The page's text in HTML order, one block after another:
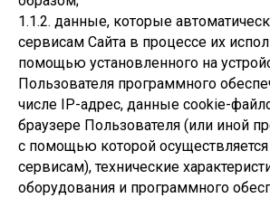
1.1.2. данные, которые
сервисам Сайта в процессе их
помощью установленного на
Пользователя программного
числе IP-адрес, данные cookie-
браузере Пользователя (или иной
с помощью которой осуществляется
сервисам), технические
оборудования и программного